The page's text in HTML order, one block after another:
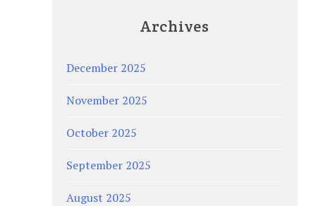
Archives
December 2025
November 2025
October 2025
September 2025
August 2025